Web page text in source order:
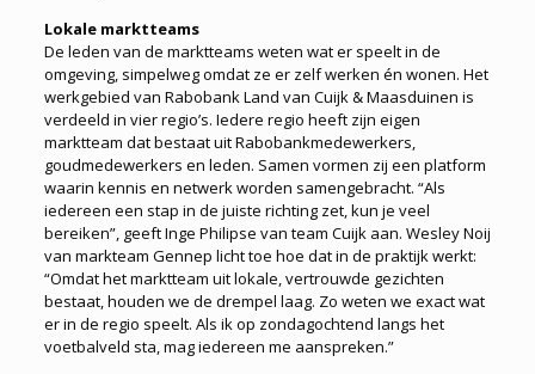
Lokale marktteams
De leden van de marktteams weten wat er speelt in de
omgeving, simpelweg omdat ze er zelf werken én wonen. Het
werkgebied van Rabobank Land van Cuijk & Maasduinen is
verdeeld in vier regio’s. Iedere regio heeft zijn eigen
marktteam dat bestaat uit Rabobankmedewerkers,
goudmedewerkers en leden. Samen vormen zij een platform
waarin kennis en netwerk worden samengebracht. “Als
iedereen een stap in de juiste richting zet, kun je veel
bereiken”, geeft Inge Philipse van team Cuijk aan. Wesley Noij
van markteam Gennep licht toe hoe dat in de praktijk werkt:
“Omdat het marktteam uit lokale, vertrouwde gezichten
bestaat, houden we de drempel laag. Zo weten we exact wat
er in de regio speelt. Als ik op zondagochtend langs het
voetbalveld sta, mag iedereen me aanspreken.”